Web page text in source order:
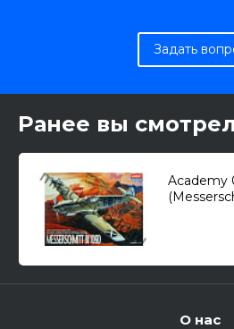
Задать
Ранее вы
Academy
О нас